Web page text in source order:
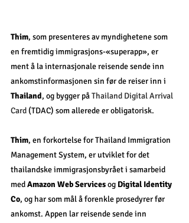
Thim, som presenteres av myndighetene som
en fremtidig immigrasjons-«superapp», er
ment å la internasjonale reisende sende inn
ankomstinformasjonen sin før de reiser inn i
Thailand, og bygger på Thailand Digital Arrival
Card (TDAC) som allerede er obligatorisk.
Thim, en forkortelse for Thailand Immigration
Management System, er utviklet for det
thailandske immigrasjonsbyrået i samarbeid
med Amazon Web Services og Digital Identity
Co, og har som mål å forenkle prosedyrer før
ankomst. Appen lar reisende sende inn